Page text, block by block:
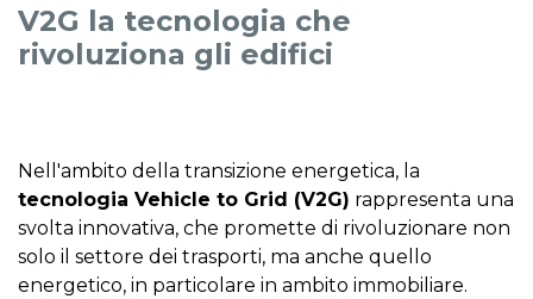
V2G la tecnologia che
rivoluziona gli edifici
Nell'ambito della transizione energetica, la
tecnologia Vehicle to Grid (V2G) rappresenta una
svolta innovativa, che promette di rivoluzionare non
solo il settore dei trasporti, ma anche quello
energetico, in particolare in ambito immobiliare.